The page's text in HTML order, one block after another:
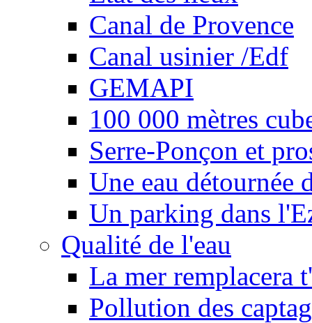
Canal de Provence
Canal usinier /Edf
GEMAPI
100 000 mètres
Serre-Ponçon et
Une eau détournée
Un parking dans
Qualité de l'eau
La mer remplacera
Pollution des